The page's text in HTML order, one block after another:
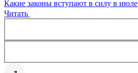
Какие законы вступают в силу в июле
Читать